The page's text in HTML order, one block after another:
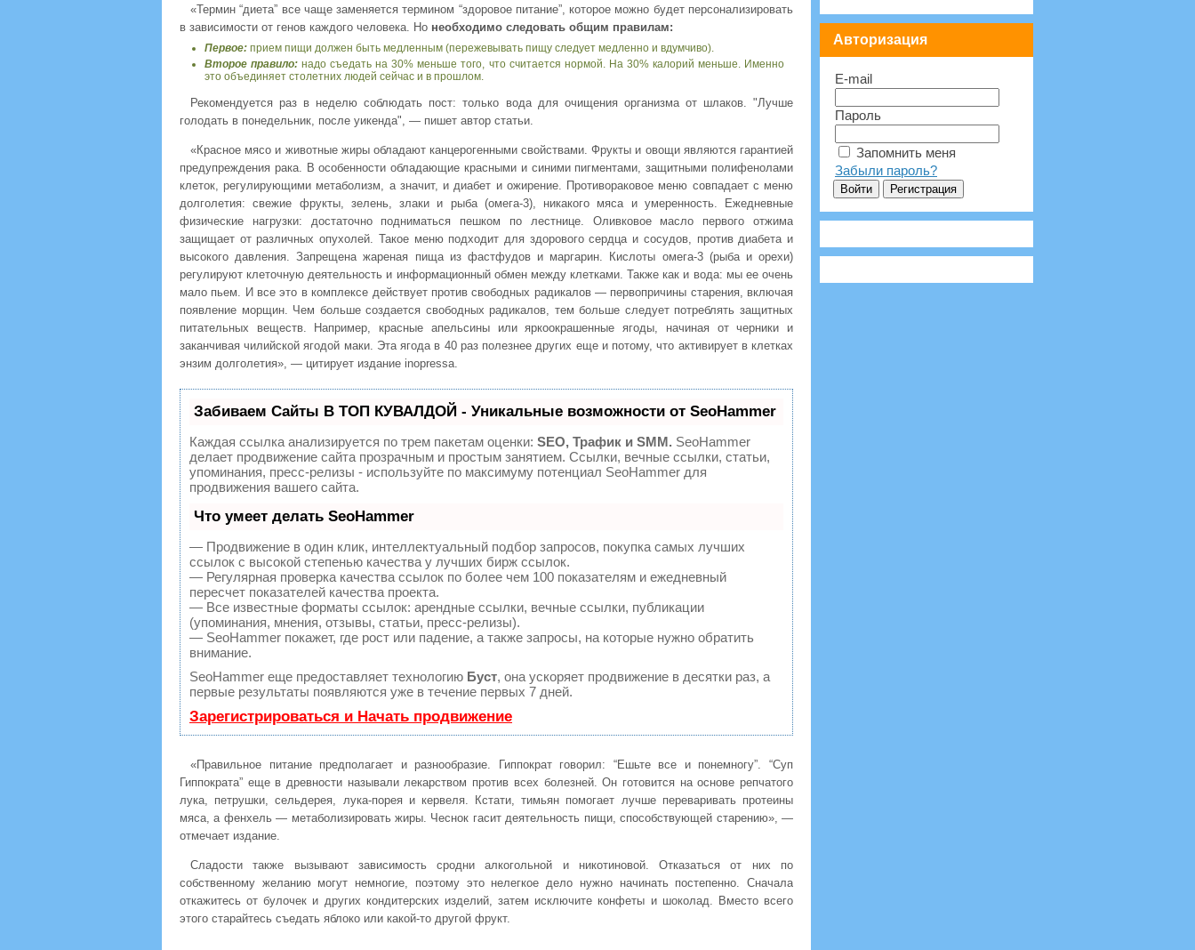
«Термин “диета” все чаще заменяется термином “здоровое питание”, которое можно будет персонализировать
в зависимости от генов каждого человека. Но необходимо следовать общим правилам:
Первое: прием пищи должен быть медленным (пережевывать пищу следует медленно и вдумчиво).
Второе правило: надо съедать на 30% меньше того, что считается нормой. На 30% калорий меньше. Именно
это объединяет столетних людей сейчас и в прошлом.
Рекомендуется раз в неделю соблюдать пост: только вода для очищения организма от шлаков. "Лучше
голодать в понедельник, после уикенда", — пишет автор статьи.
«Красное мясо и животные жиры обладают канцерогенными свойствами. Фрукты и овощи являются гарантией
предупреждения рака. В особенности обладающие красными и синими пигментами, защитными полифенолами
клеток, регулирующими метаболизм, а значит, и диабет и ожирение. Противораковое меню совпадает с меню
долголетия: свежие фрукты, зелень, злаки и рыба (омега-3), никакого мяса и умеренность. Ежедневные
физические нагрузки: достаточно подниматься пешком по лестнице. Оливковое масло первого отжима
защищает от различных опухолей. Такое меню подходит для здорового сердца и сосудов, против диабета и
высокого давления. Запрещена жареная пища из фастфудов и маргарин. Кислоты омега-3 (рыба и орехи)
регулируют клеточную деятельность и информационный обмен между клетками. Также как и вода: мы ее очень
мало пьем. И все это в комплексе действует против свободных радикалов — первопричины старения, включая
появление морщин. Чем больше создается свободных радикалов, тем больше следует потреблять защитных
питательных веществ. Например, красные апельсины или яркоокрашенные ягоды, начиная от черники и
заканчивая чилийской ягодой маки. Эта ягода в 40 раз полезнее других еще и потому, что активирует в клетках
энзим долголетия», — цитирует издание inopressa.
Забиваем Сайты В ТОП КУВАЛДОЙ - Уникальные возможности от SeoHammer
Каждая ссылка анализируется по трем пакетам оценки: SEO, Трафик и SMM. SeoHammer
делает продвижение сайта прозрачным и простым занятием. Ссылки, вечные ссылки, статьи,
упоминания, пресс-релизы - используйте по максимуму потенциал SeoHammer для
продвижения вашего сайта.
Что умеет делать SeoHammer
— Продвижение в один клик, интеллектуальный подбор запросов, покупка самых лучших
ссылок с высокой степенью качества у лучших бирж ссылок.
— Регулярная проверка качества ссылок по более чем 100 показателям и ежедневный
пересчет показателей качества проекта.
— Все известные форматы ссылок: арендные ссылки, вечные ссылки, публикации
(упоминания, мнения, отзывы, статьи, пресс-релизы).
— SeoHammer покажет, где рост или падение, а также запросы, на которые нужно обратить
внимание.
SeoHammer еще предоставляет технологию Буст, она ускоряет продвижение в десятки раз, а
первые результаты появляются уже в течение первых 7 дней.
Зарегистрироваться и Начать продвижение
«Правильное питание предполагает и разнообразие. Гиппократ говорил: “Ешьте все и понемногу”. “Суп
Гиппократа” еще в древности называли лекарством против всех болезней. Он готовится на основе репчатого
лука, петрушки, сельдерея, лука-порея и кервеля. Кстати, тимьян помогает лучше переваривать протеины
мяса, а фенхель — метаболизировать жиры. Чеснок гасит деятельность пищи, способствующей старению», —
отмечает издание.
Сладости также вызывают зависимость сродни алкогольной и никотиновой. Отказаться от них по
собственному желанию могут немногие, поэтому это нелегкое дело нужно начинать постепенно. Сначала
откажитесь от булочек и других кондитерских изделий, затем исключите конфеты и шоколад. Вместо всего
этого старайтесь съедать яблоко или какой-то другой фрукт.
Авторизация
E-mail
Пароль
Запомнить меня
Забыли пароль?